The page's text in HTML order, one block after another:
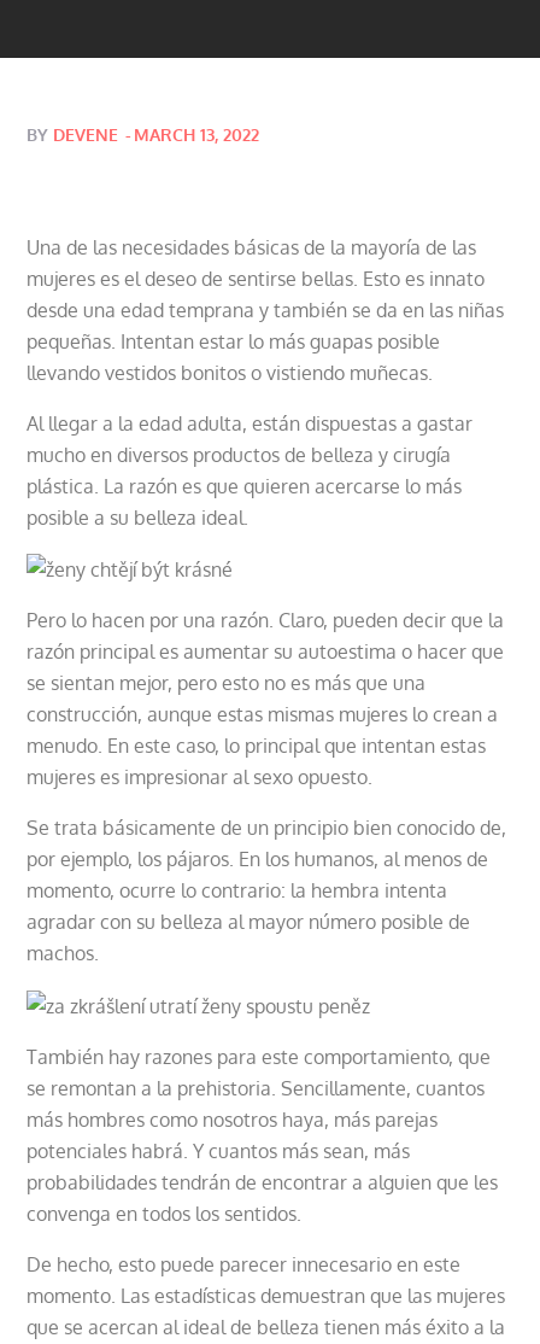
BY DEVENE Posted
MARCH 13, 2022
Una de las necesidades básicas de la mayoría de las
mujeres es el deseo de sentirse bellas. Esto es innato
desde una edad temprana y también se da en las niñas
pequeñas. Intentan estar lo más guapas posible
llevando vestidos bonitos o vistiendo muñecas.
Al llegar a la edad adulta, están dispuestas a gastar
mucho en diversos productos de belleza y cirugía
plástica. La razón es que quieren acercarse lo más
posible a su belleza ideal.
Pero lo hacen por una razón. Claro, pueden decir que la
razón principal es aumentar su autoestima o hacer que
se sientan mejor, pero esto no es más que una
construcción, aunque estas mismas mujeres lo crean a
menudo. En este caso, lo principal que intentan estas
mujeres es impresionar al sexo opuesto.
Se trata básicamente de un principio bien conocido de,
por ejemplo, los pájaros. En los humanos, al menos de
momento, ocurre lo contrario: la hembra intenta
agradar con su belleza al mayor número posible de
machos.
También hay razones para este comportamiento, que
se remontan a la prehistoria. Sencillamente, cuantos
más hombres como nosotros haya, más parejas
potenciales habrá. Y cuantos más sean, más
probabilidades tendrán de encontrar a alguien que les
convenga en todos los sentidos.
De hecho, esto puede parecer innecesario en este
momento. Las estadísticas demuestran que las mujeres
que se acercan al ideal de belleza tienen más éxito a la